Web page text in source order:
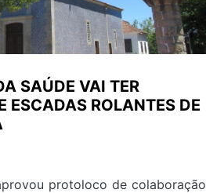
SAÚDE VAI TER
ESCADAS ROLANTES DE
protoloco de colaboração